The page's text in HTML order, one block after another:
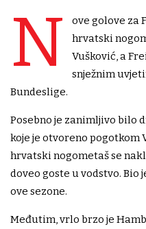
N
ove golove za
hrvatski
Vušković, a
snježnim
Bundeslige.
Posebno je zanimljivo bilo
koje je otvoreno pogotkom
hrvatski nogometaš se
doveo goste u vodstvo. Bio
ove sezone.
Međutim, vrlo brzo je